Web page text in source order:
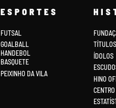
ESPORTES
FUTSAL
GOALBALL
HANDEBOL
BASQUETE
PEIXINHO DA VILA
TÍTULOS
ÍDOLOS
HINO